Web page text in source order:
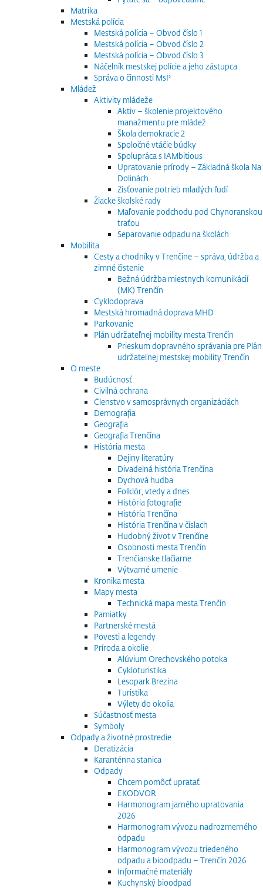
Matrika
Mestská polícia
Mestská polícia – Obvod číslo 1
Mestská polícia – Obvod číslo 2
Mestská polícia – Obvod číslo 3
Náčelník mestskej polície a jeho zástupca
Správa o činnosti MsP
Mládež
Aktivity mládeže
Aktiv – školenie projektového
manažmentu pre mládež
Škola demokracie 2
Spoločné vtáčie búdky
Spolupráca s IAMbitious
Upratovanie prírody – Základná škola Na
Dolinách
Zisťovanie potrieb mladých ľudí
Žiacke školské rady
Maľovanie podchodu pod Chynoranskou
traťou
Separovanie odpadu na školách
Mobilita
Cesty a chodníky v Trenčíne – správa, údržba a
zimné čistenie
Bežná údržba miestnych komunikácií
(MK) Trenčín
Cyklodoprava
Mestská hromadná doprava MHD
Parkovanie
Plán udržateľnej mobility mesta Trenčín
Prieskum dopravného správania pre Plán
udržateľnej mestskej mobility Trenčín
O meste
Budúcnosť
Civilná ochrana
Členstvo v samosprávnych organizáciách
Demografia
Geografia
Geografia Trenčína
História mesta
Dejiny literatúry
Divadelná história Trenčína
Dychová hudba
Folklór, vtedy a dnes
História fotografie
História Trenčína
História Trenčína v číslach
Hudobný život v Trenčíne
Osobnosti mesta Trenčín
Trenčianske tlačiarne
Výtvarné umenie
Kronika mesta
Mapy mesta
Technická mapa mesta Trenčín
Pamiatky
Partnerské mestá
Povesti a legendy
Príroda a okolie
Alúvium Orechovského potoka
Cykloturistika
Lesopark Brezina
Turistika
Výlety do okolia
Súčastnosť mesta
Symboly
Odpady a životné prostredie
Deratizácia
Karanténna stanica
Odpady
Chcem pomôcť upratať
EKODVOR
Harmonogram jarného upratovania
2026
Harmonogram vývozu nadrozmerného
odpadu
Harmonogram vývozu triedeného
odpadu a bioodpadu – Trenčín 2026
Informačné materiály
Kuchynský bioodpad